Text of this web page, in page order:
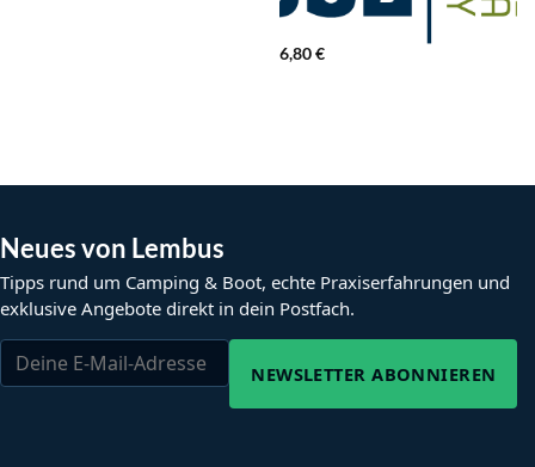
6,80€
Neues von Lembus
Tipps rund um Camping & Boot, echte Praxiserfahrungen und
exklusive Angebote direkt in dein Postfach.
NEWSLETTER ABONNIEREN